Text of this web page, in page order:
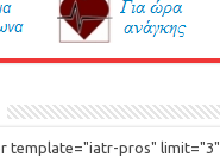
template="iatr-pros" limit="3"